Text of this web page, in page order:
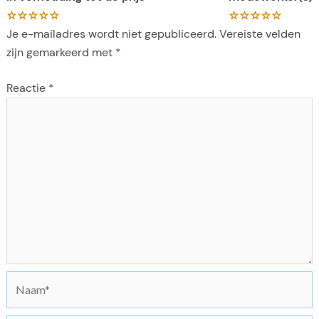
Je e-mailadres wordt niet gepubliceerd. Vereiste velden
zijn gemarkeerd met *
Reactie *